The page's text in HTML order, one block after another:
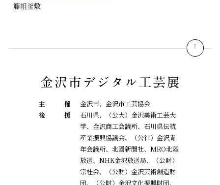
籐組釜敷
主 催
金沢市、金沢市工芸協会
後
援
石川県、（公大）金沢美術工芸大
学、金沢商工会議所、石川県伝統
産業振興協議会、
（公社）金沢青
年会議所、北國新聞社、MRO北陸
放送、NHK金沢放送局、（公財）
宗桂会、
（公財）金沢芸術創造財
団、（公財）金沢文化振興財団、